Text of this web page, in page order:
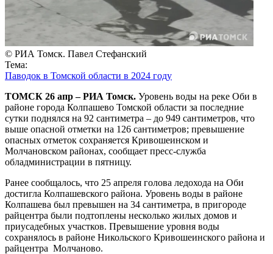
© РИА Томск. Павел Стефанский
Тема:
Паводок в Томской области в 2024 году
ТОМСК 26 апр – РИА Томск. Уровень воды на реке Оби в
районе города Колпашево Томской области за последние
сутки поднялся на 92 сантиметра – до 949 сантиметров, что
выше опасной отметки на 126 сантиметров; превышение
опасных отметок сохраняется Кривошеинском и
Молчановском районах, сообщает пресс-служба
обладминистрации в пятницу.
Ранее сообщалось, что 25 апреля голова ледохода на Оби
достигла Колпашевского района. Уровень воды в районе
Колпашева был превышен на 34 сантиметра, в пригороде
райцентра были подтоплены несколько жилых домов и
приусадебных участков. Превышение уровня воды
сохранялось в районе Никольского Кривошеинского района и
райцентра Молчаново.